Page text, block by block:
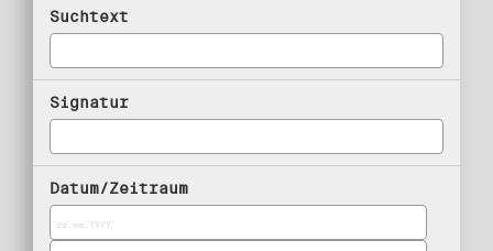
Suchtext
Signatur
Datum/Zeitraum